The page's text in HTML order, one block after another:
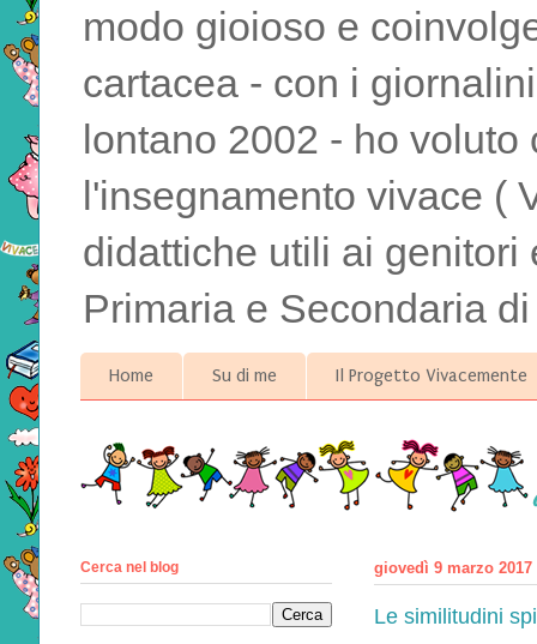
modo gioioso e
cartacea - con i
lontano 2002 - ho
l'insegnamento vivace (
didattiche utili ai
Primaria e Secondaria
Home Su di me Il Progetto Vivacemente
giovedì 9 marzo 2017
Le similitudini
Cerca nel blog